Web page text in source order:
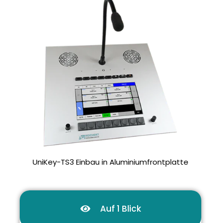
UniKey-TS3 Einbau in Aluminiumfrontplatte
Auf 1 Blick